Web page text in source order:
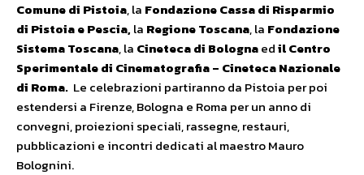
Comune di Pistoia, la Fondazione Cassa di Risparmio
di Pistoia e Pescia,la Regione Toscana, la Fondazione
Sistema Toscana, la Cineteca di Bolognaedil Centro
Sperimentale di Cinematografia – Cineteca Nazionale
di Roma. Le celebrazioni partiranno da Pistoia per poi
estendersi a Firenze, Bologna e Roma per un anno di
convegni, proiezioni speciali, rassegne, restauri,
pubblicazioni e incontri dedicati al maestro Mauro
Bolognini.